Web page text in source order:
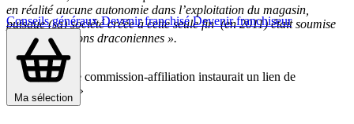
Conseils générauxDevenir franchiséDevenir franchiseur
Ma sélection
en réalité aucune autonomie dans l’exploitation du magasin,
puisque (sa) société créée à cette seule fin (en 2011) était soumise
(à ces) conditions draconiennes ».
« Le contrat de commission-affiliation instaurait un lien de
subordination »